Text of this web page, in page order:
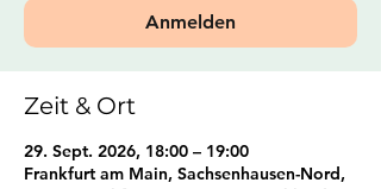
Anmelden
Zeit & Ort
29. Sept. 2026, 18:00 – 19:00
Frankfurt am Main, Sachsenhausen-Nord,